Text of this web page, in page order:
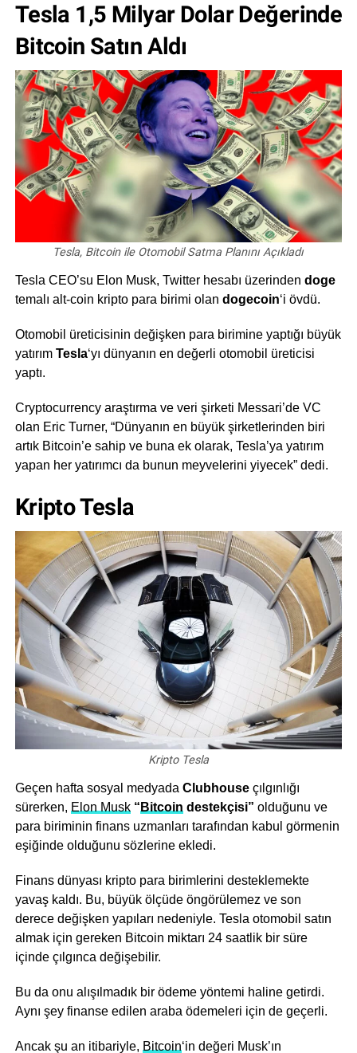
Tesla 1,5 Milyar Dolar Değerinde
Bitcoin Satın Aldı
Tesla, Bitcoin ile Otomobil Satma Planını Açıkladı
Tesla CEO’su Elon Musk, Twitter hesabı üzerinden doge
temalı alt-coin kripto para birimi olan dogecoin‘i övdü.
Otomobil üreticisinin değişken para birimine yaptığı büyük
yatırım Tesla‘yı dünyanın en değerli otomobil üreticisi
yaptı.
Cryptocurrency araştırma ve veri şirketi Messari’de VC
olan Eric Turner, “Dünyanın en büyük şirketlerinden biri
artık Bitcoin’e sahip ve buna ek olarak, Tesla’ya yatırım
yapan her yatırımcı da bunun meyvelerini yiyecek” dedi.
Kripto Tesla
Kripto Tesla
Geçen hafta sosyal medyada Clubhouseçılgınlığı
sürerken, Elon Musk “ Bitcoin destekçisi” olduğunu ve
para biriminin finans uzmanları tarafından kabul görmenin
eşiğinde olduğunu sözlerine ekledi.
Finans dünyası kripto para birimlerini desteklemekte
yavaş kaldı. Bu, büyük ölçüde öngörülemez ve son
derece değişken yapıları nedeniyle. Tesla otomobil satın
almak için gereken Bitcoin miktarı 24 saatlik bir süre
içinde çılgınca değişebilir.
Bu da onu alışılmadık bir ödeme yöntemi haline getirdi.
Aynı şey finanse edilen araba ödemeleri için de geçerli.
Ancak şu an itibariyle, Bitcoin‘in değeri Musk’ın